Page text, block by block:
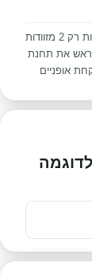
למזמינים מונית לתחנת ההשכרה: מותרות רק 2 מזוודות
מראש את תחנת
אופניים